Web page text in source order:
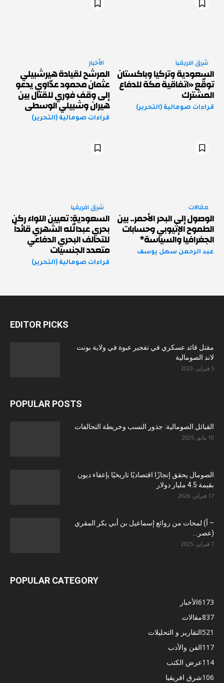
شرق افريقيا
السعودية وتركيا وباكستان
توقّع «اتفاقية مكة للدفاع
المشترك
قراءات صومالية (التحرير)
الأخبار
المرشح لقيادة هيرشبيلي
عثمان محمود عدّاوي يدعو
إلى وقف فوري للقتال بين
هيران وشبيلي الوسطى
قراءات صومالية (التحرير)
مقالات
الوصول إلى البحر الأحمر.. بين
الطموح الإثيوبي وحسابات
الجغرافيا والسياسة*
عبد الرحمن سهل يوسف
شرق افريقيا
السعودية: تعيين اللواء ركن
بحري عبدالله الشهري قائداً
للتحالف البحري الدفاعي
متعدد الجنسيات
قراءات صومالية (التحرير)
EDITOR PICKS
مقتل قائد عسكري في تفجير عبوة في ولاية بونت
لاند الصومالية
5 فبراير، 2023
POPULAR POSTS
القبائل الصومالية: جذور النسب وخريطة التحالفات
10 مايو، 2025
الصومال يحقق إنجازًا اقتصاديًا تاريخيًا بإعفاء ديون
بقيمة 4.5 مليار دولار
17 فبراير، 2026
– أ) لمحات من روائع إسماعيل بن أبي بكر المقري
(عصر...
7 فبراير، 2025
POPULAR CATEGORY
الأخبار6173
مقالات837
التقارير و التحليلات521
الفن والأدب117
عرض الكتب114
شرق افريقيا106